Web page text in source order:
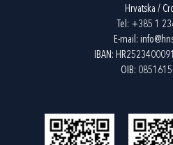
Hrvatska /
Tel: +385 1
E-mail:
IBAN:
OIB: